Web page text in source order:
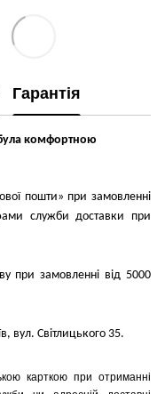
Гарантія
комфортною
пошти» при замовленні
служби доставки при
при замовленні від 5000
вул. Світлицького 35.
карткою при отриманні